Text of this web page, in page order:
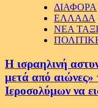
ΔΙΑΦΟΡΑ
ΕΛΛΑΔΑ
ΝΕΑ
Η ισραηλινή
μετά από
Ιεροσολύμων να